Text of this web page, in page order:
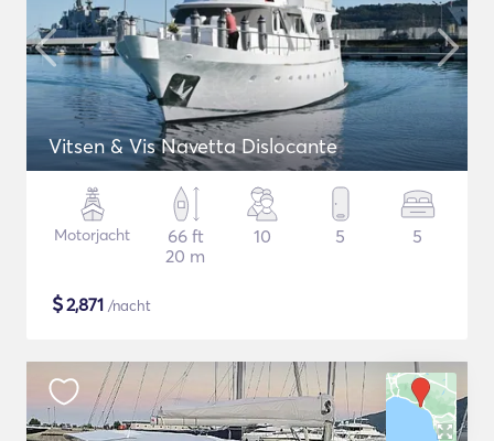
Vitsen & Vis Navetta Dislocante
Motorjacht
66 ft
20 m
10 5 5
$2,871 /nacht